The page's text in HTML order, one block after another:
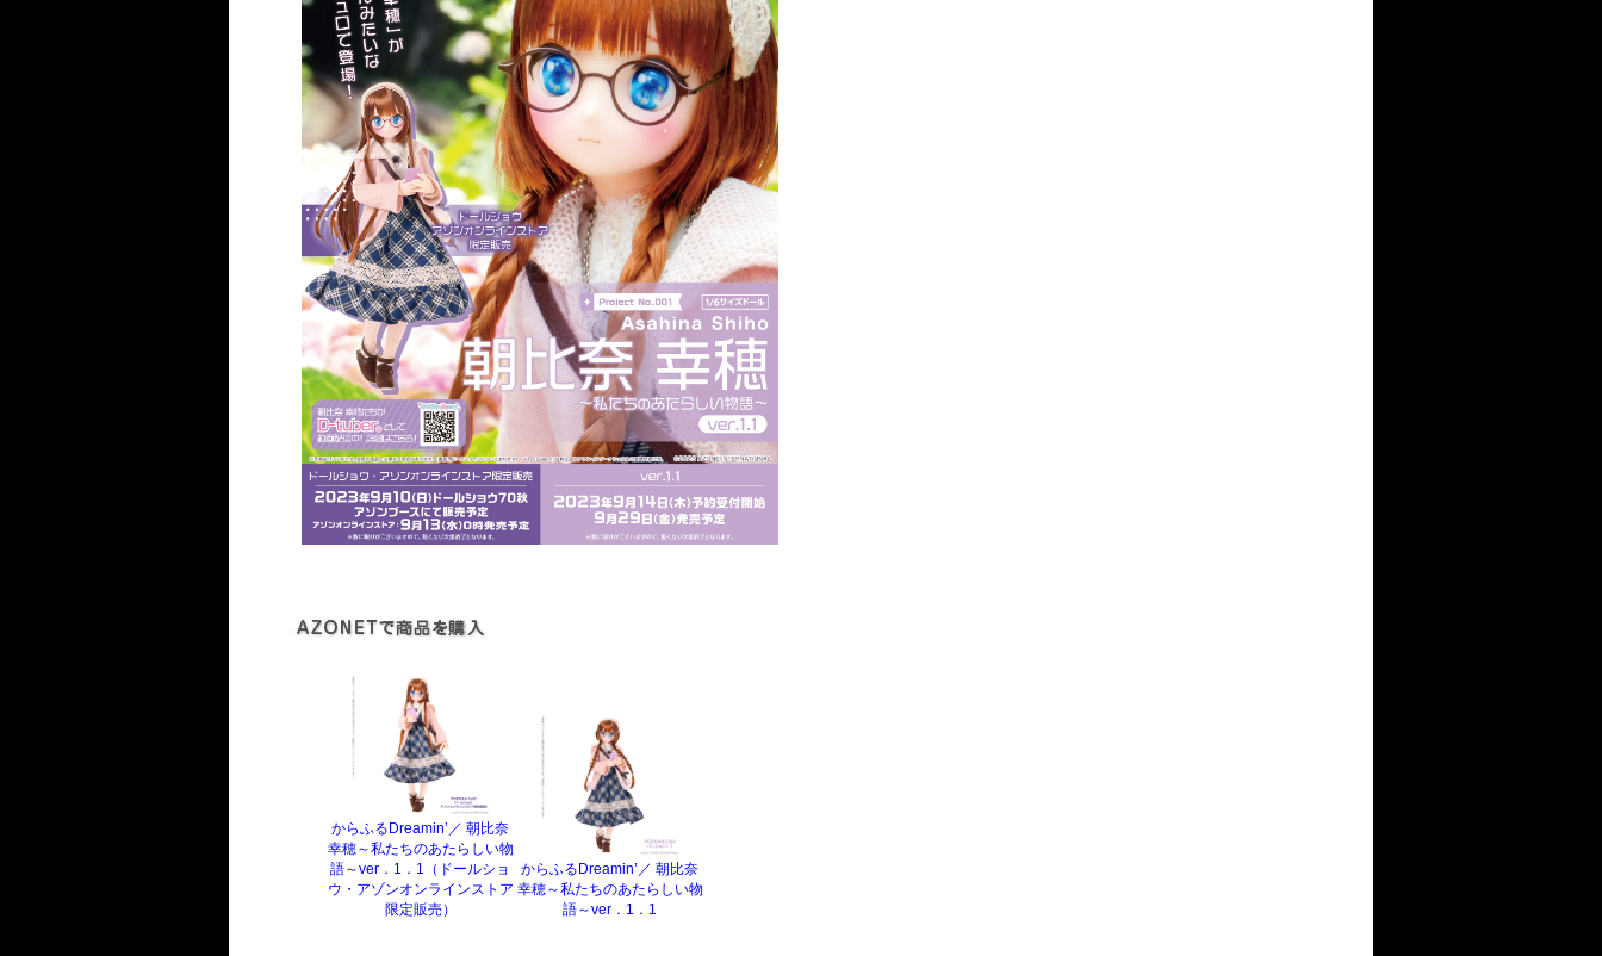
からふるDreamin’／ 朝比奈
幸穂～私たちのあたらしい物
語～ver．1．1（ドールショ
ウ・アゾンオンラインストア
限定販売）
からふるDreamin’／ 朝比奈
幸穂～私たちのあたらしい物
語～ver．1．1